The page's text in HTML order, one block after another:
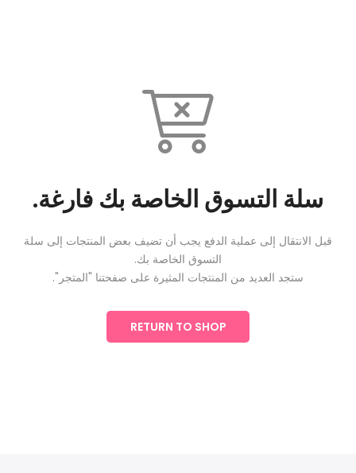
سلة التسوق الخاصة بك فارغة.
قبل الانتقال إلى عملية الدفع يجب أن تضيف بعض المنتجات إلى سلة
التسوق الخاصة بك.
ستجد العديد من المنتجات المثيرة على صفحتنا "المتجر".
RETURN TO SHOP